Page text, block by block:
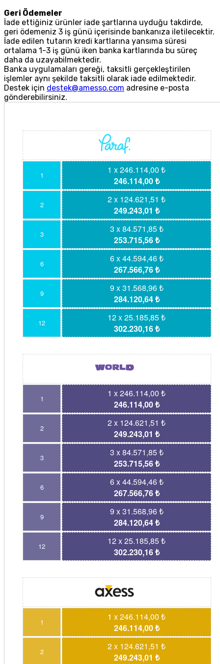
Geri Ödemeler
İade ettiğiniz ürünler iade şartlarına uyduğu takdirde,
geri ödemeniz 3 iş günü içerisinde bankanıza iletilecektir.
İade edilen tutarın kredi kartlarına yansıma süresi
ortalama 1-3 iş günü iken banka kartlarında bu süreç
daha da uzayabilmektedir.
Banka uygulamaları gereği, taksitli gerçekleştirilen
işlemler aynı şekilde taksitli olarak iade edilmektedir.
Destek için destek@amesso.com adresine e-posta
gönderebilirsiniz.
1
1 x 246.114,00 ₺
246.114,00 ₺
2
2 x 124.621,51 ₺
249.243,01 ₺
3
3 x 84.571,85 ₺
253.715,56 ₺
6
6 x 44.594,46 ₺
267.566,76 ₺
9
9 x 31.568,96 ₺
284.120,64 ₺
12
12 x 25.185,85 ₺
302.230,16 ₺
1
1 x 246.114,00 ₺
246.114,00 ₺
2
2 x 124.621,51 ₺
249.243,01 ₺
3
3 x 84.571,85 ₺
253.715,56 ₺
6
6 x 44.594,46 ₺
267.566,76 ₺
9
9 x 31.568,96 ₺
284.120,64 ₺
12
12 x 25.185,85 ₺
302.230,16 ₺
1
1 x 246.114,00 ₺
246.114,00 ₺
2
2 x 124.621,51 ₺
249.243,01 ₺